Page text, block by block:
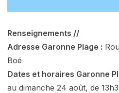
Renseignements //
Adresse Garonne Plage :
Boé
Dates et horaires Garonne
au dimanche 24 août, de